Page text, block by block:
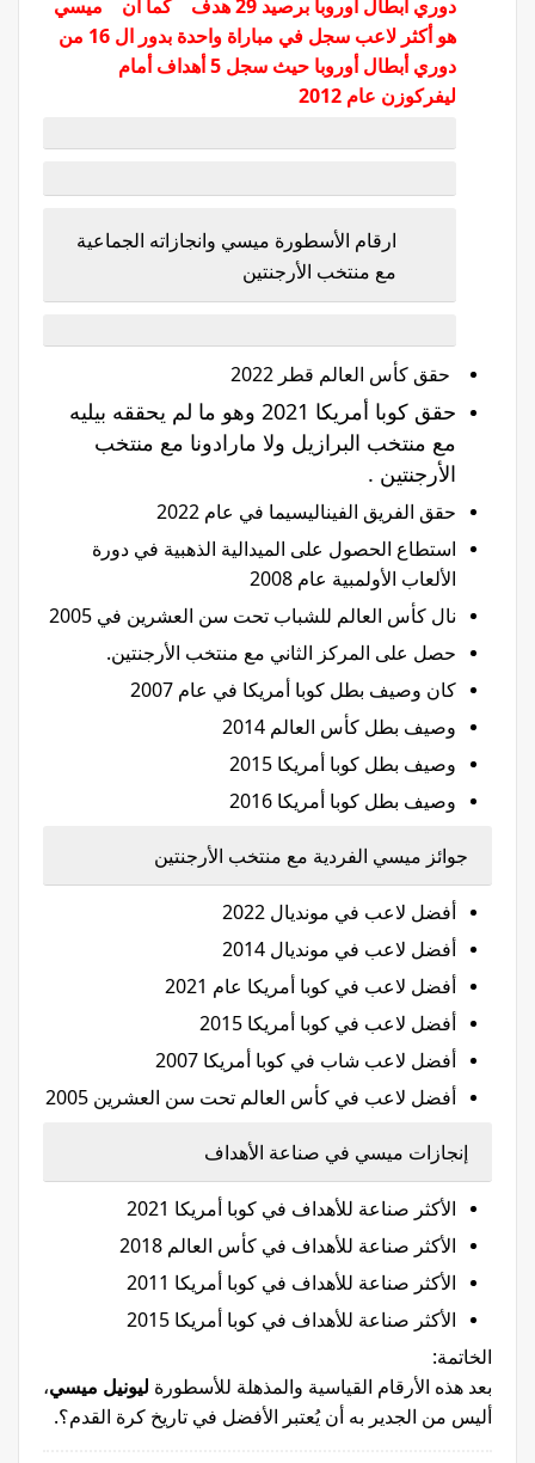
دوري أبطال أوروبا برصيد 29 هدف كما أن
ميسي
هو أكثر لاعب سجل في مباراة واحدة بدور ال 16 من
دوري أبطال أوروبا حيث سجل 5 أهداف أمام
ليفركوزن عام 2012
ارقام الأسطورة ميسي وانجازاته الجماعية
مع منتخب الأرجنتين
حقق كأس العالم قطر 2022
حقق كوبا أمريكا 2021 وهو ما لم يحققه بيليه
مع منتخب البرازيل ولا مارادونا مع منتخب
الأرجنتين .
حقق الفريق الفيناليسيما في عام 2022
استطاع الحصول على الميدالية الذهبية في دورة
الألعاب الأولمبية عام 2008
نال كأس العالم للشباب تحت سن العشرين في 2005
حصل على المركز الثاني مع منتخب الأرجنتين.
كان وصيف بطل كوبا أمريكا في عام 2007
وصيف بطل كأس العالم 2014
وصيف بطل كوبا أمريكا 2015
وصيف بطل كوبا أمريكا 2016
جوائز ميسي الفردية مع منتخب الأرجنتين
أفضل لاعب في مونديال 2022
أفضل لاعب في مونديال 2014
أفضل لاعب في كوبا أمريكا عام 2021
أفضل لاعب في كوبا أمريكا 2015
أفضل لاعب شاب في كوبا أمريكا 2007
أفضل لاعب في كأس العالم تحت سن العشرين 2005
إنجازات ميسي في صناعة الأهداف
الأكثر صناعة للأهداف في كوبا أمريكا 2021
الأكثر صناعة للأهداف في كأس العالم 2018
الأكثر صناعة للأهداف في كوبا أمريكا 2011
الأكثر صناعة للأهداف في كوبا أمريكا 2015
الخاتمة:
بعد هذه الأرقام القياسية والمذهلة للأسطورة ليونيل ميسي،
أليس من الجدير به أن يُعتبر الأفضل في تاريخ كرة القدم؟.